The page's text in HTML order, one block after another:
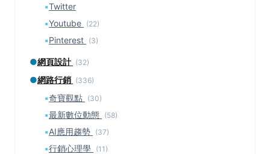
▪Twitter
▪Youtube (22)
▪Pinterest (3)
●網頁設計 (32)
●網路行銷 (336)
▪奇寶觀點 (30)
▪最新數位動態 (58)
▪AI應用趨勢 (37)
▪行銷心理學 (11)